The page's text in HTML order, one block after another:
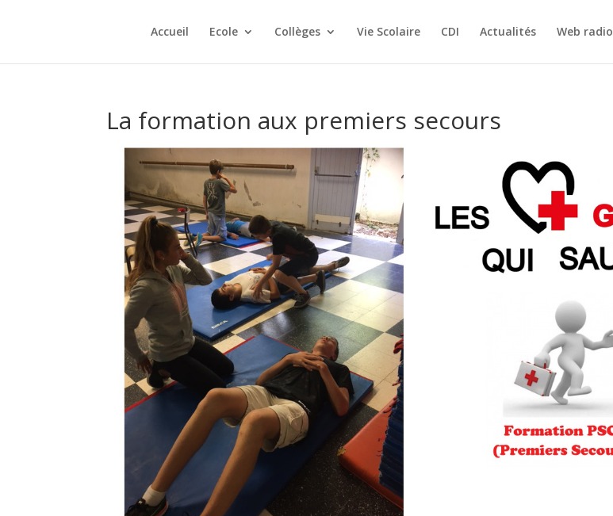
Accueil Ecole Collèges Vie Scolaire CDI Actualités Web radio
La formation aux premiers secours